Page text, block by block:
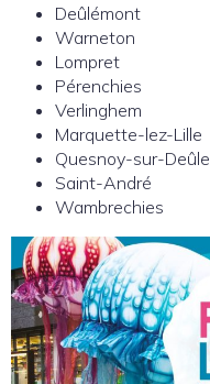
Deûlémont
Warneton
Lompret
Pérenchies
Verlinghem
Marquette-lez-Lille
Quesnoy-sur-Deûle
Saint-André
Wambrechies